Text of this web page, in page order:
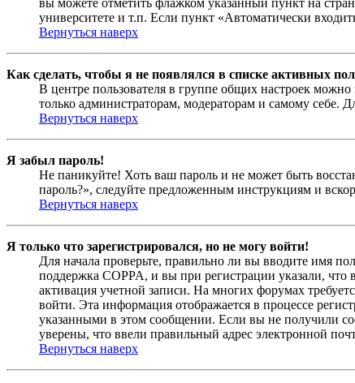
вы можете отметить флажком указанный пункт на
университете и т.п. Если пункт «Автоматически
Вернуться наверх
Как сделать, чтобы я не появлялся в списке активных
В центре пользователя в группе общих настроек
только администраторам, модераторам и самому себе.
Вернуться наверх
Я забыл пароль!
Не паникуйте! Хоть ваш пароль и не может быть
пароль?», следуйте предложенным инструкциям и
Вернуться наверх
Я только что зарегистрировался, но не могу войти!
Для начала проверьте, правильно ли вы вводите имя
поддержка COPPA, и вы при регистрации указали, что
активация учетной записи. На многих форумах
войти. Эта информация отображается в процессе
указанными в этом сообщении. Если вы не получили
уверены, что ввели правильный адрес электронной
Вернуться наверх